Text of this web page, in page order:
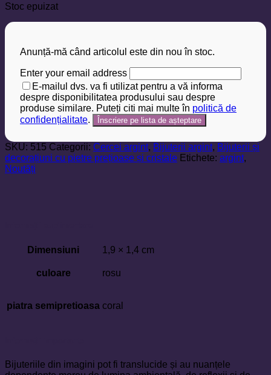
Stoc epuizat
Anunță-mă când articolul este din nou în stoc.
Enter your email address
E-mailul dvs. va fi utilizat pentru a vă informa
despre disponibilitatea produsului sau despre
produse similare. Puteți citi mai multe în politică de
confidențialitate.
SKU: 515 Categorii: Cercei argint, Bijuterii argint, Bijuterii și
decorațiuni cu pietre prețioase și cristale Etichete: argint,
Noutăți
Dimensiuni 1,9 × 1,4 cm
culoare rosu
piatra semipretioasa coral
Bijuteriile din imagini pot fi translucide și au nuanțele